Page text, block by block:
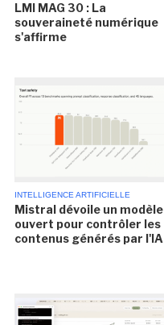
LMI MAG 30 : La
souveraineté numérique
s'affirme
INTELLIGENCE ARTIFICIELLE
Mistral dévoile un modèle
ouvert pour contrôler les
contenus générés par l'IA